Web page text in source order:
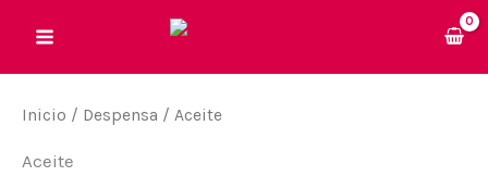
contenido
Inicio / Despensa / Aceite
Aceite